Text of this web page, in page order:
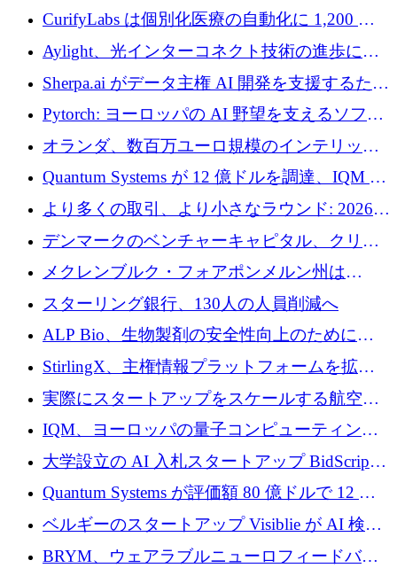
ルを確保
CurifyLabs は個別化医療の自動化に 1,200 万
ユーロを寄付
Aylight、光インターコネクト技術の進歩に向
けて450万ユーロのプレシードラウンドを終了
Sherpa.ai がデータ主権 AI 開発を支援するため
に 1,800 万ドルを調達
Pytorch: ヨーロッパの AI 野望を支えるソフト
ウェア層
オランダ、数百万ユーロ規模のインテリック
との提携で軍用ドローンにソフトウェアファ
ースト戦略を採用
Quantum Systems が 12 億ドルを調達、IQM が
米国の主要取引所で初の欧州量子企業とな
る、6 月に欧州のスタートアップ資金調達
より多くの取引、より小さなラウンド: 2026
年 6 月に欧州のスタートアップ資金調達
デンマークのベンチャーキャピタル、クリメ
ンタム・キャピタルが気候変動対策ハードウ
ェア投資として初回クローズで6,000万ユーロ
を確保
メクレンブルク・フォアポンメルン州は
Nextcloud を州全体に展開し、オープンソース
戦略を拡大
スターリング銀行、130人の人員削減へ
ALP Bio、生物製剤の安全性向上のために
Venture Kick から 16 万 1,000 ユーロを調達
StirlingX、主権情報プラットフォームを拡張
するためにシリーズ A で 2,000 万ドルを確保
実際にスタートアップをスケールする航空イ
ノベーション モデルを学ぶ
IQM、ヨーロッパの量子コンピューティング
企業として初めて米国の主要取引所に上場
大学設立の AI 入札スタートアップ BidScript
がプレシード資金総額 100 万ドルを突破
Quantum Systems が評価額 80 億ドルで 12 億
ドルを調達
ベルギーのスタートアップ Visiblie が AI 検索
の可視化のために 50 万ユーロを調達
BRYM、ウェアラブルニューロフィードバッ